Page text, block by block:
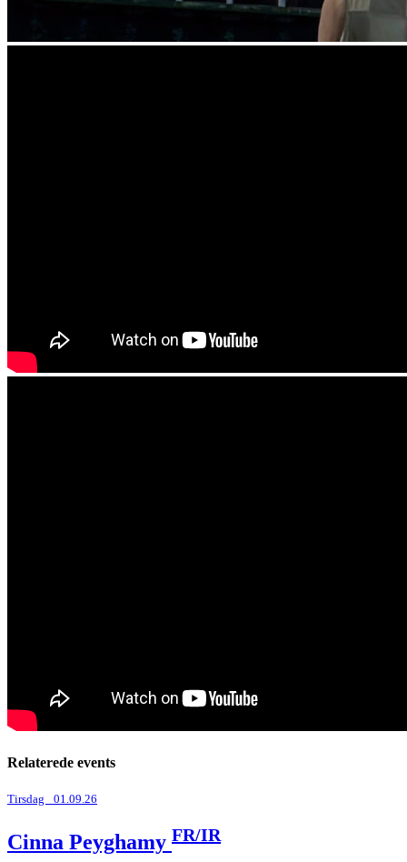
Relaterede events
Tirsdag _01.09.26
Cinna Peyghamy FR/IR